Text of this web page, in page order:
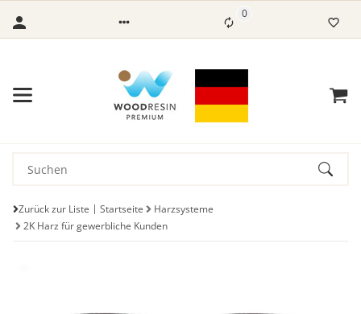
0
Zurück zur Liste Startseite
Harzsysteme
2K Harz für gewerbliche Kunden